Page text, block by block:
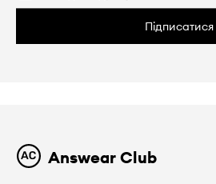
Підписатися
Answear Club